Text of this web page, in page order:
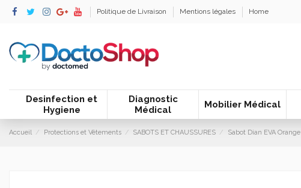
Politique de Livraison Mentions légales Home
Desinfection et
Hygiene
Diagnostic
Médical
Mobilier Médical
Accueil Protections et Vêtements SABOTS ET CHAUSSURES Sabot Dian EVA Orange